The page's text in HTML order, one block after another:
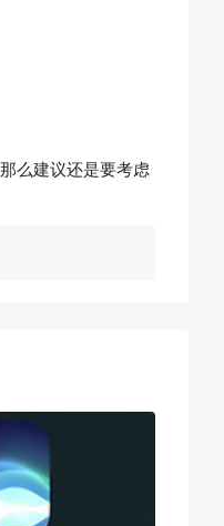
么建议还是要考虑